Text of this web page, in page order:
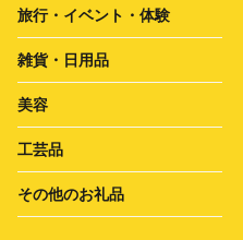
旅行・イベント・体験
雑貨・日用品
美容
工芸品
その他のお礼品